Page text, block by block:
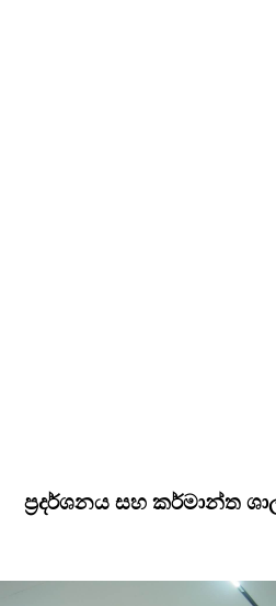
ප්‍රදර්ශනය සහ කර්මාන්ත